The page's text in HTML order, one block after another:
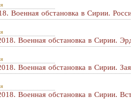
Военная обстановка в Сирии.
Военная обстановка в Сирии.
Военная обстановка в Сирии.
Военная обстановка в Сирии.